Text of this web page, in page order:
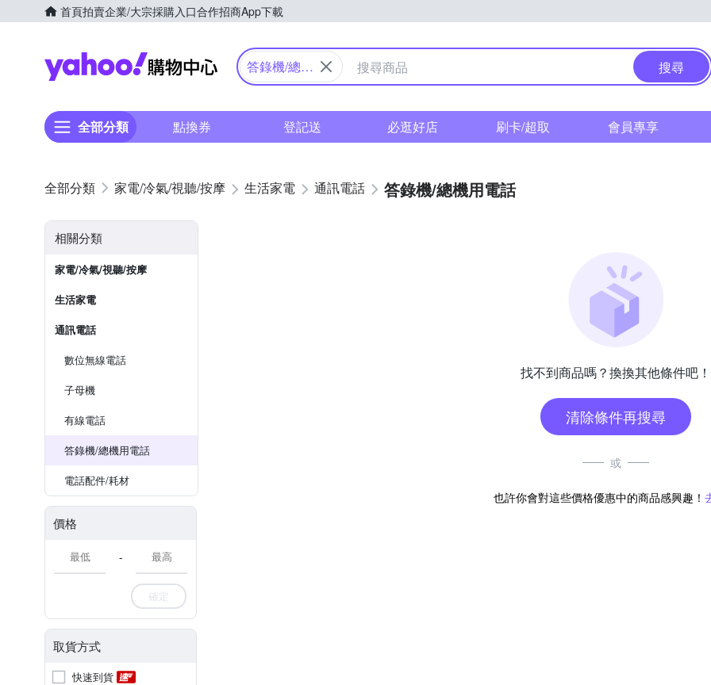
首頁拍賣企業/大宗採購入口合作招商App下載
Yahoo購物中心
答錄機/總機
搜尋
全部分類 點換券 登記送 必逛好店 刷卡/超取 會員專享
家電/冷氣/視聽/按摩 生活家電 通訊電話 答錄機/總機用電話
相關分類
家電/冷氣/視聽/按摩
生活家電
通訊電話
數位無線電話
子母機
有線電話
答錄機/總機用電話
電話配件/耗材
價格
-
確定
取貨方式
快速到貨
找不到商品嗎？換換其他條件吧！
清除條件再搜尋
或
也許你會對這些價格優惠中的商品感興趣！